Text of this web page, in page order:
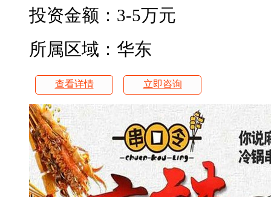
投资金额： 3-5万元
所属区域：华东
查看详情 立即咨询